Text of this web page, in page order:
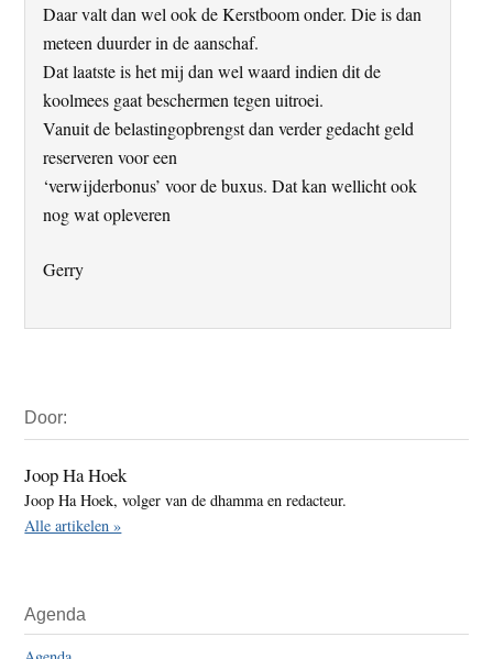
Daar valt dan wel ook de Kerstboom onder. Die is dan
meteen duurder in de aanschaf.
Dat laatste is het mij dan wel waard indien dit de
koolmees gaat beschermen tegen uitroei.
Vanuit de belastingopbrengst dan verder gedacht geld
reserveren voor een
‘verwijderbonus’ voor de buxus. Dat kan wellicht ook
nog wat opleveren
Gerry
Sidebar
Door:
Joop Ha Hoek
Joop Ha Hoek, volger van de dhamma en redacteur.
Alle artikelen »
Agenda